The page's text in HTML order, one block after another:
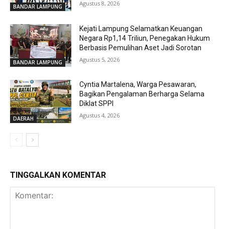
BANDAR LAMPUNG Agustus 8, 2026
BANDAR LAMPUNG
Kejati Lampung Selamatkan Keuangan
Negara Rp1,14 Triliun, Penegakan Hukum
Berbasis Pemulihan Aset Jadi Sorotan
Agustus 5, 2026
DAERAH
Cyntia Martalena, Warga Pesawaran,
Bagikan Pengalaman Berharga Selama
Diklat SPPI
Agustus 4, 2026
TINGGALKAN KOMENTAR